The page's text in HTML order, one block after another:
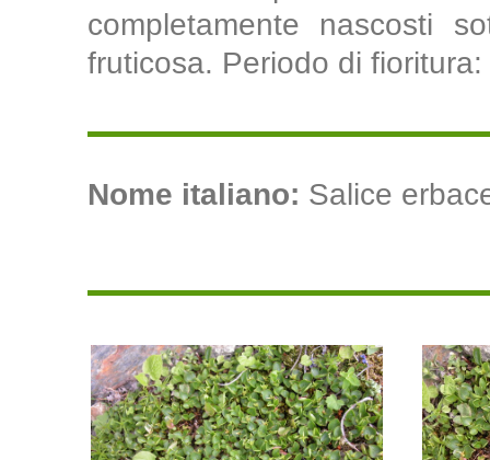
completamente nascosti
fruticosa. Periodo di
Nome italiano: Salice